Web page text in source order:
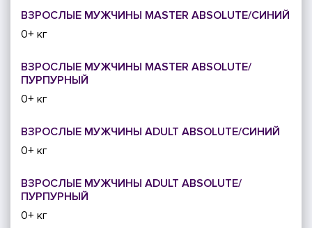
ВЗРОСЛЫЕ МУЖЧИНЫ MASTER ABSOLUTE/СИНИЙ
0+ кг
ВЗРОСЛЫЕ МУЖЧИНЫ MASTER ABSOLUTE/
ПУРПУРНЫЙ
0+ кг
ВЗРОСЛЫЕ МУЖЧИНЫ ADULT ABSOLUTE/СИНИЙ
0+ кг
ВЗРОСЛЫЕ МУЖЧИНЫ ADULT ABSOLUTE/
ПУРПУРНЫЙ
0+ кг